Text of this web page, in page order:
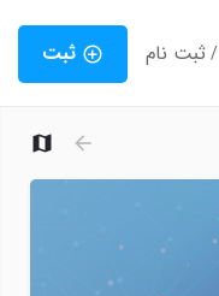
/ثبت نام ثبت